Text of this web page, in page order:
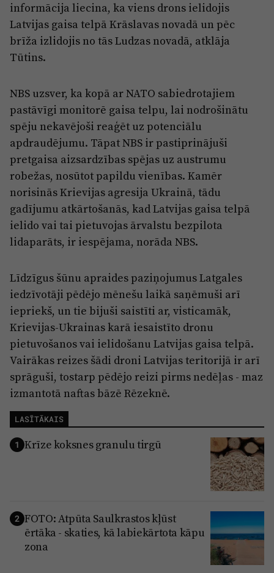
informācija liecina, ka viens drons ielidojis
Latvijas gaisa telpā Krāslavas novadā un pēc
brīža izlidojis no tās Ludzas novadā, atklāja
Tūtins.
NBS uzsver, ka kopā ar NATO sabiedrotajiem
pastāvīgi monitorē gaisa telpu, lai nodrošinātu
spēju nekavējoši reaģēt uz potenciālu
apdraudējumu. Tāpat NBS ir pastiprinājuši
pretgaisa aizsardzības spējas uz austrumu
robežas, nosūtot papildu vienības. Kamēr
norisinās Krievijas agresija Ukrainā, tādu
gadījumu atkārtošanās, kad Latvijas gaisa telpā
ielido vai tai pietuvojas ārvalstu bezpilota
lidaparāts, ir iespējama, norāda NBS.
Līdzīgus šūnu apraides paziņojumus Latgales
iedzīvotāji pēdējo mēnešu laikā saņēmuši arī
iepriekš, un tie bijuši saistīti ar, visticamāk,
Krievijas-Ukrainas karā iesaistīto dronu
pietuvošanos vai ielidošanu Latvijas gaisa telpā.
Vairākas reizes šādi droni Latvijas teritorijā ir arī
sprāguši, tostarp pēdējo reizi pirms nedēļas - maz
izmantotā naftas bāzē Rēzeknē.
LASĪTĀKAIS
1 Krīze koksnes granulu tirgū
2 FOTO: Atpūta Saulkrastos kļūst
ērtāka - skaties, kā labiekārtota kāpu
zona